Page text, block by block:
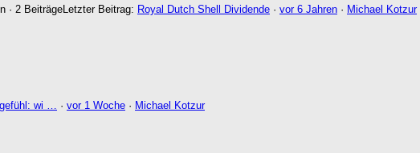
· 2 BeiträgeLetzter Beitrag: Royal Dutch Shell Dividende · vor 6 Jahren · Michael Kotzur
wi … · vor 1 Woche · Michael Kotzur